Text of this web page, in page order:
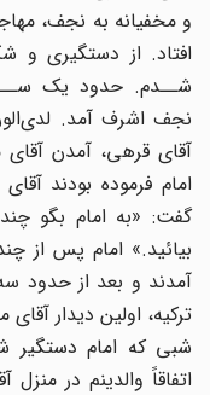
و مخفیانه به نجف،
افتاد. از دستگیری
شــدم. حدود یک
نجف اشرف آمد.
آقای قرهی، آمدن آقای
امام فرموده بودند
گفت: «به امام بگو
بیائید.» امام پس از
آمدند و بعد از حدود سه
ترکیه، اولین دیدار آقای
اتفاقاً والدینم در